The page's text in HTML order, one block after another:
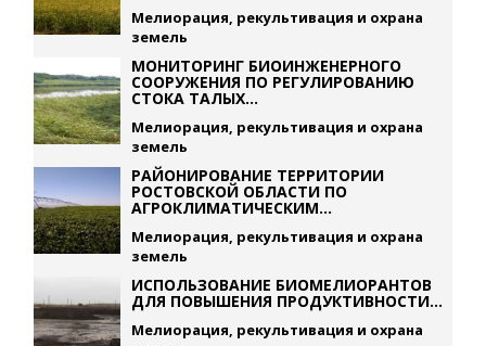
Мелиорация, рекультивация и охрана
земель
МОНИТОРИНГ БИОИНЖЕНЕРНОГО
СООРУЖЕНИЯ ПО РЕГУЛИРОВАНИЮ
СТОКА ТАЛЫХ...
Мелиорация, рекультивация и охрана
земель
РАЙОНИРОВАНИЕ ТЕРРИТОРИИ
РОСТОВСКОЙ ОБЛАСТИ ПО
АГРОКЛИМАТИЧЕСКИМ...
Мелиорация, рекультивация и охрана
земель
ИСПОЛЬЗОВАНИЕ БИОМЕЛИОРАНТОВ
ДЛЯ ПОВЫШЕНИЯ ПРОДУКТИВНОСТИ...
Мелиорация, рекультивация и охрана